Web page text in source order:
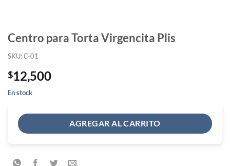
Centro para Torta Virgencita Plis
SKU: C-01
$12,500
En stock
AGREGAR AL CARRITO